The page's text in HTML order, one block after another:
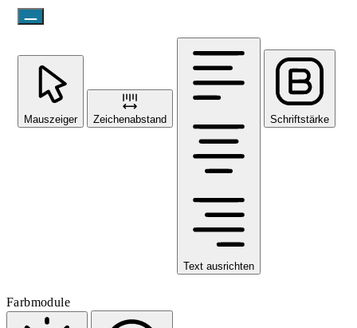
Mauszeiger Zeichenabstand
Text ausrichten
Schriftstärke
Farbmodule